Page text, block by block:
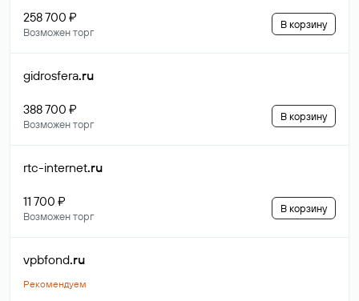
258 700 ₽
Возможен торг
В корзину
gidrosfera.ru
388 700 ₽
Возможен торг
В корзину
rtc-internet.ru
11 700 ₽
Возможен торг
В корзину
vpbfond.ru
Рекомендуем